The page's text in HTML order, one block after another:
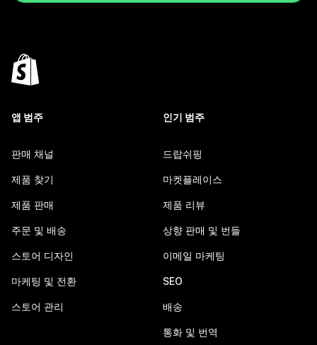
앱 범주
판매 채널
제품 찾기
제품 판매
주문 및 배송
스토어 디자인
마케팅 및 전환
스토어 관리
인기 범주
드랍쉬핑
마켓플레이스
제품 리뷰
상향 판매 및 번들
이메일 마케팅
SEO
배송
통화 및 번역